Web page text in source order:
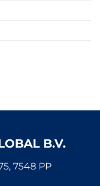
B.V.
7548 PP